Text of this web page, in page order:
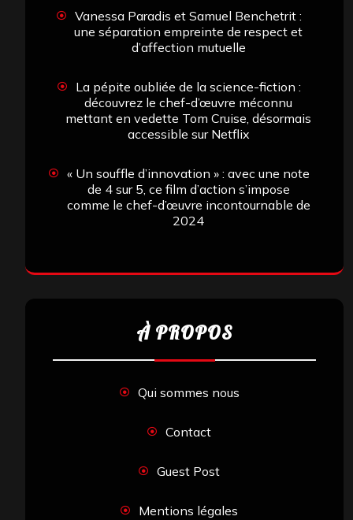
Vanessa Paradis et Samuel Benchetrit :
une séparation empreinte de respect et
d’affection mutuelle
La pépite oubliée de la science-fiction :
découvrez le chef-d’œuvre méconnu
mettant en vedette Tom Cruise, désormais
accessible sur Netflix
« Un souffle d’innovation » : avec une note
de 4 sur 5, ce film d’action s’impose
comme le chef-d’œuvre incontournable de
2024
À PROPOS
Qui sommes nous
Contact
Guest Post
Mentions légales